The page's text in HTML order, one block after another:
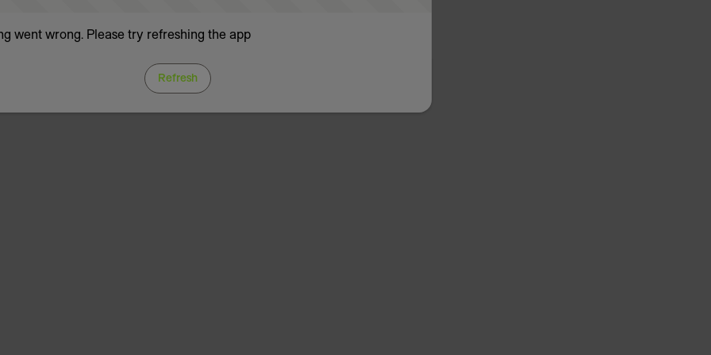
went wrong. Please try refreshing the app
Refresh